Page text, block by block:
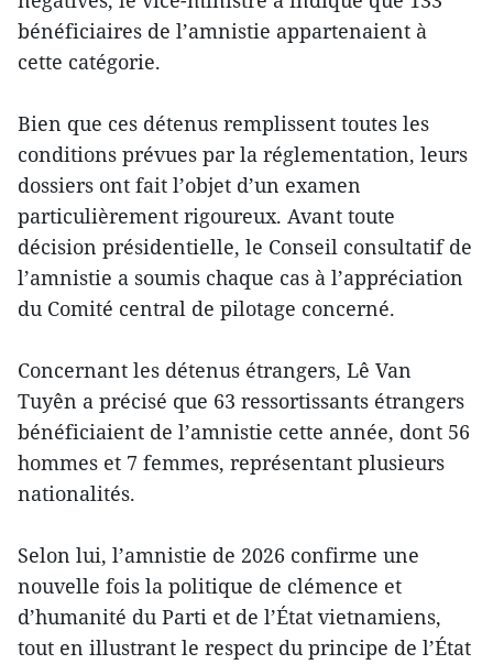
bénéficiaires de l’amnistie appartenaient à
cette catégorie.
Bien que ces détenus remplissent toutes les
conditions prévues par la réglementation, leurs
dossiers ont fait l’objet d’un examen
particulièrement rigoureux. Avant toute
décision présidentielle, le Conseil consultatif de
l’amnistie a soumis chaque cas à l’appréciation
du Comité central de pilotage concerné.
Concernant les détenus étrangers, Lê Van
Tuyên a précisé que 63 ressortissants étrangers
bénéficiaient de l’amnistie cette année, dont 56
hommes et 7 femmes, représentant plusieurs
nationalités.
Selon lui, l’amnistie de 2026 confirme une
nouvelle fois la politique de clémence et
d’humanité du Parti et de l’État vietnamiens,
tout en illustrant le respect du principe de l’État